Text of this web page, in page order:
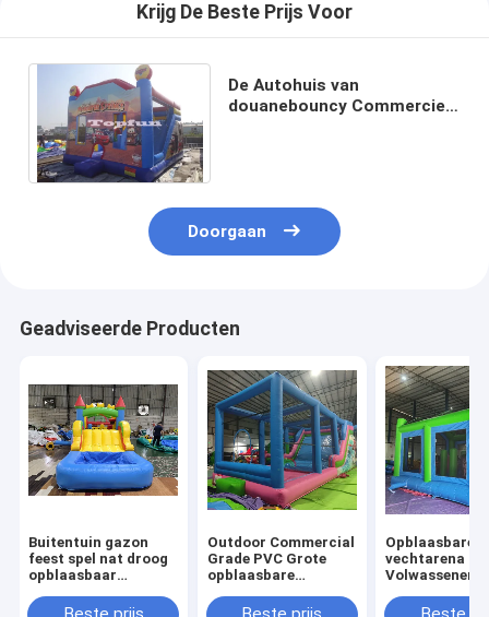
Krijg De Beste Prijs Voor
De Autohuis van
douanebouncy Commercieel
Doorgaan
Geadviseerde Producten
Buitentuin gazon
feest spel nat droog
opblaasbaar
obstakelbaan met
Outdoor Commercial
Grade PVC Grote
opblaasbare
Bounce House
Opblaasbare
vechtarena
Volwassenen
Park